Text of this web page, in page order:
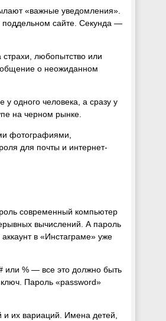
«важные уведомления».
поддельном сайте. Секунда —
любопытство или
о неожиданном
одного человека, а сразу у
на черном рынке.
фотографиями,
для почты и интернет-
современный компьютер
вычислений. А пароль
в «Инстаграме» уже
или % — все это должно быть
Пароль «password»
их вариаций. Имена детей,